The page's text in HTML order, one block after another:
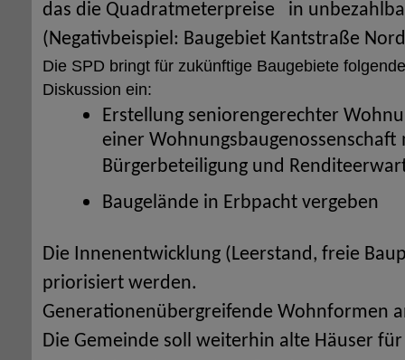
das die Quadratmeterpreise in
(Negativbeispiel: Baugebiet Kantstraße
Die SPD bringt für zukünftige Baugebiete
Diskussion ein:
Erstellung seniorengerechter
einer
Bürgerbeteiligung und
Baugelände in Erbpacht vergeben
Die Innenentwicklung (Leerstand, freie
priorisiert werden.
Generationenübergreifende Wohnformen
Die Gemeinde soll weiterhin alte Häuser für